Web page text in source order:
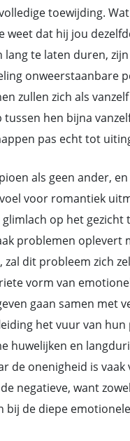
toewijding.
weet dat hij jou
te laten duren,
onweerstaanbare
zullen zich als
hen bijna
pas echt tot
als geen ander,
voor romantiek
op het
problemen oplevert
dit probleem zich
vorm van
gaan samen met
het vuur van
huwelijken en
de onenigheid is
negatieve, want
bij de diepe